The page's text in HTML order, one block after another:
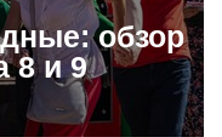
обзор
8 и 9